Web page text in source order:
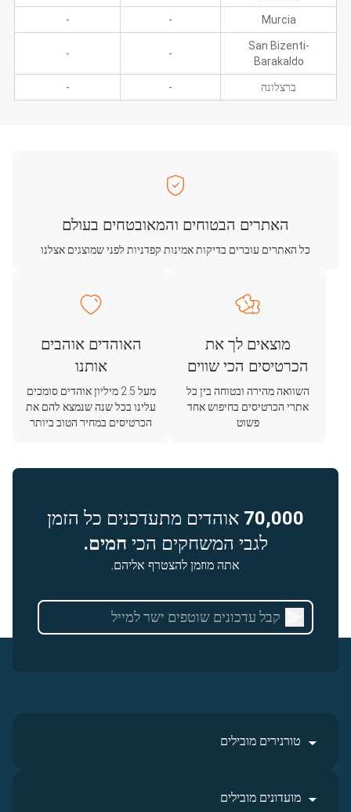
Murcia
-
-
San Bizenti-
Barakaldo
-
-
ברצלונה -
-
האתרים הבטוחים והמאובטחים בעולם
כל האתרים עוברים בדיקות אמינות קפדניות לפני שמוצגים אצלנו
מוצאים לך את
הכרטיסים הכי שווים
השוואה מהירה ובטוחה בין כל
אתרי הכרטיסים בחיפוש אחד
פשוט
האוהדים אוהבים
אותנו
מעל 2.5 מיליון אוהדים סומכים
עלינו בכל שנה שנמצא להם את
הכרטיסים במחיר הטוב ביותר
70,000 אוהדים מתעדכנים כל הזמן
לגבי המשחקים הכי חמים.
אתה מוזמן להצטרף אליהם.
טורנירים מובילים
מועדונים מובילים